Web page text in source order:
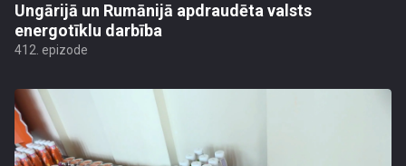
Ungārijā un Rumānijā apdraudēta valsts
energotīklu darbība
412. epizode